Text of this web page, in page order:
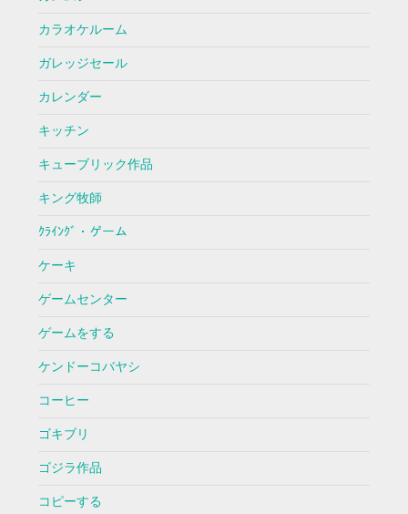
カラオケルーム
ガレッジセール
カレンダー
キッチン
キューブリック作品
キング牧師
ｸﾗｲﾝｸﾞ・ゲーム
ケーキ
ゲームセンター
ゲームをする
ケンドーコバヤシ
コーヒー
ゴキブリ
ゴジラ作品
コピーする